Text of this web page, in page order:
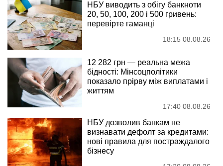
НБУ виводить з обігу банкноти
20, 50, 100, 200 і 500 гривень:
перевірте гаманці
18:15 08.08.26
12 282 грн — реальна межа
бідності: Мінсоцполітики
показало прірву між виплатами і
життям
17:40 08.08.26
НБУ дозволив банкам не
визнавати дефолт за кредитами:
нові правила для постраждалого
бізнесу